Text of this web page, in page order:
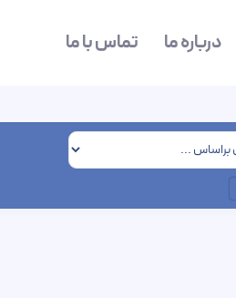
درباره ما تماس با ما